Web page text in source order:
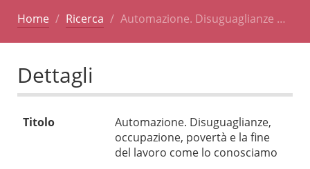
Home Ricerca Automazione. Disuguaglianze …
Dettagli
Titolo
Automazione. Disuguaglianze,
occupazione, povertà e la fine
del lavoro come lo conosciamo